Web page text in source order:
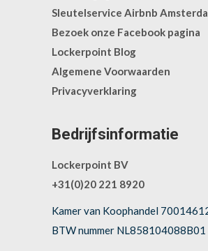
Sleutelservice Airbnb
Bezoek onze Facebook pagina
Lockerpoint Blog
Algemene Voorwaarden
Privacyverklaring
Bedrijfsinformatie
Lockerpoint BV
+31(0)20 221 8920
Kamer van Koophandel
BTW nummer NL858104088B01